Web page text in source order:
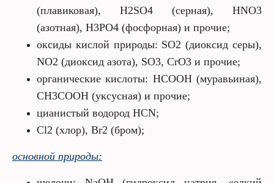
(плавиковая), H2SO4 (серная), HNO3
(азотная), H3PO4 (фосфорная) и прочие;
оксиды кислой природы: SO2 (диоксид серы),
NO2 (диоксид азота), SO3, CrO3 и прочие;
органические кислоты: HCOOH (муравьиная),
CH3COOH (уксусная) и прочие;
цианистый водород HCN;
Cl2 (хлор), Br2 (бром);
основной природы: